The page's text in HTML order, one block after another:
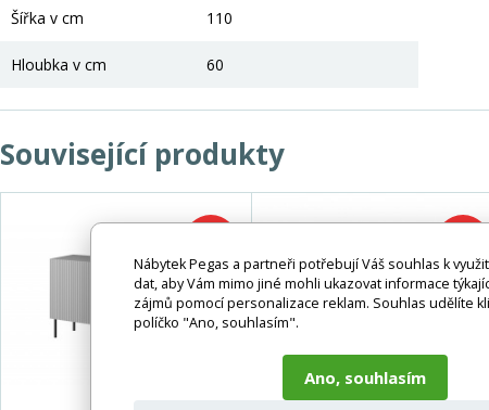
Šířka v cm 110
Hloubka v cm 60
Související produkty
Nábytek Pegas a partneři potřebují Váš souhlas k
dat, aby Vám mimo jiné mohli ukazovat informace
zájmů pomocí personalizace reklam. Souhlas udělíte
políčko "Ano, souhlasím".
Ano, souhlasím